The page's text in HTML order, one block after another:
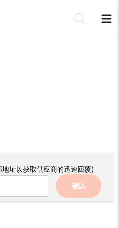
址以获取供应商的迅速回覆)
确认